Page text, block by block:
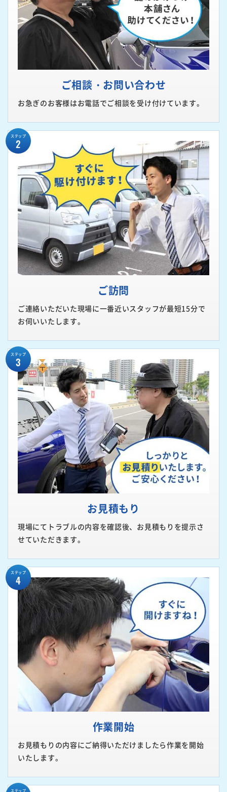
ご相談・お問い合わせ
お急ぎのお客様はお電話でご相談を受け付けています。
ステップ
2
ご訪問
ご連絡いただいた現場に一番近いスタッフが最短15分で
お伺いいたします。
ステップ
3
お見積もり
現場にてトラブルの内容を確認後、お見積もりを提示さ
せていただきます。
ステップ
4
作業開始
お見積もりの内容にご納得いただけましたら作業を開始
いたします。
ステップ